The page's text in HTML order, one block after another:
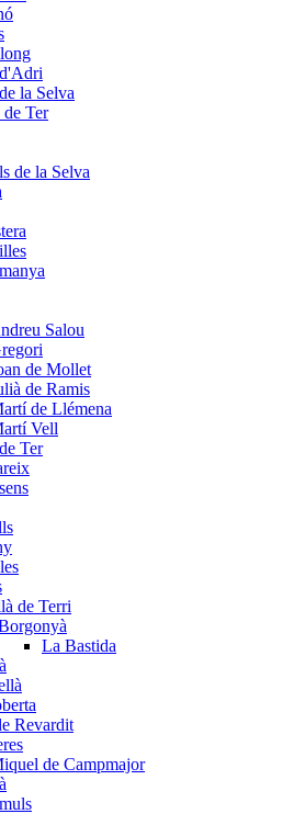
la Selva
Ter
de la Selva
Salou
de Mollet
de Ramis
de Llémena
Vell
Ter
de Terri
La Bastida
Revardit
de Campmajor